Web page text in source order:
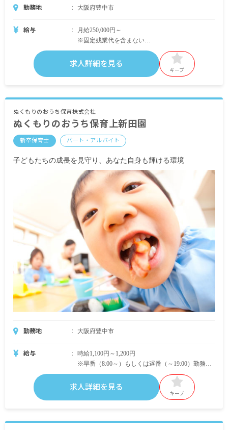
勤務地 大阪府豊中市
給与
月給250,000円～
※固定残業代を含まない
・別途支給手当
全額支給)
※試用期間1カ月／同条件
で）契約更新あり
求人詳細を見る
キープ
ぬくもりのおうち保育株式会社
ぬくもりのおうち保育上新田園
新卒保育士 パート・アルバイト
子どもたちの成長を見守り、あなた自身も輝ける環境
勤務地 大阪府豊中市
給与
時給1,100円～1,200円
※早番（8:00～）もしくは遅番（～19:00）勤務が
可能な方は時給1,200円
遅番手当（1回500円）
求人詳細を見る
キープ